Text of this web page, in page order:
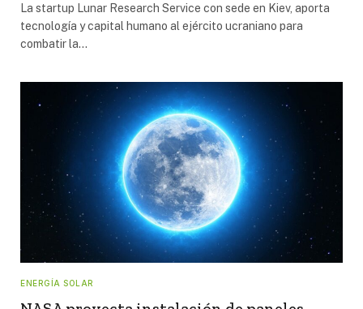
La startup Lunar Research Service con sede en Kiev, aporta
tecnología y capital humano al ejército ucraniano para
combatir la…
ENERGÍA SOLAR